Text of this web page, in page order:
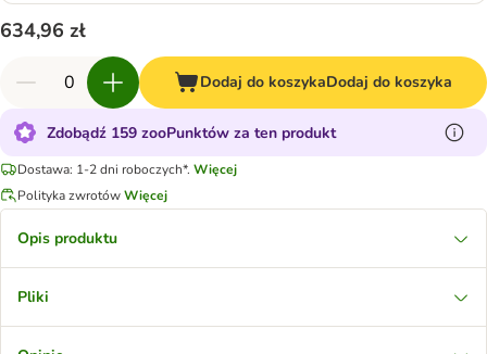
634,96 zł
Dodaj do koszykaDodaj do koszyka
Zdobądź 159 zooPunktów za ten produkt
Dostawa: 1-2 dni roboczych*. Więcej
Polityka zwrotówWięcej
Opis produktu
Pliki